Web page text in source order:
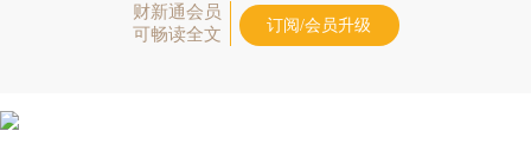
财新通会员
可畅读全文
订阅/会员升级